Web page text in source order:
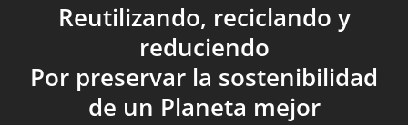
Reutilizando, reciclando y
reduciendo
Por preservar la sostenibilidad
de un Planeta mejor